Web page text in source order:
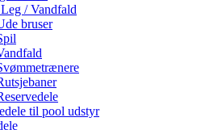
/ Vandfald
bruser
til pool udstyr